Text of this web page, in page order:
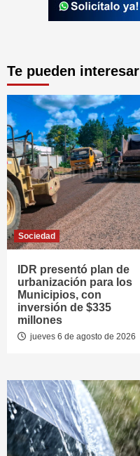
Te pueden interesar
Sociedad
IDR presentó plan de
urbanización para los
Municipios, con
inversión de $335
millones
jueves 6 de agosto de 2026